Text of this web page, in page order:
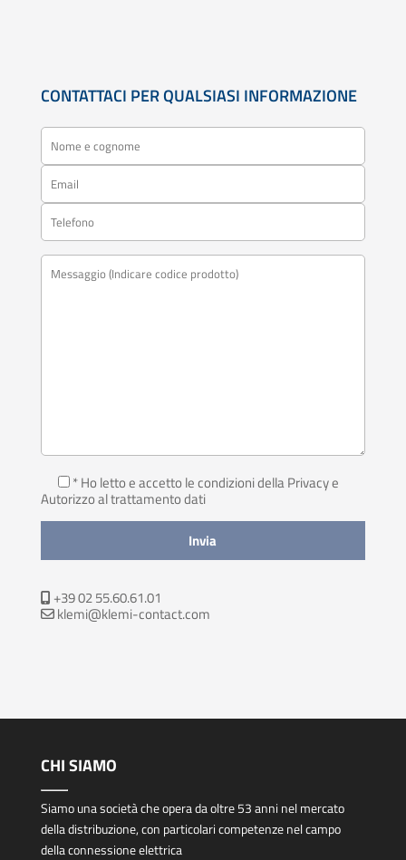
CONTATTACI PER QUALSIASI INFORMAZIONE
* Ho letto e accetto le condizioni della Privacye
Autorizzo al trattamento dati
+39 02 55.60.61.01
klemi@klemi-contact.com
CHI SIAMO
Siamo una società che opera da oltre 53 anni nel mercato
della distribuzione, con particolari competenze nel campo
della connessione elettrica